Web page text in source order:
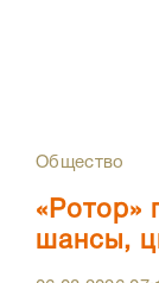
Общество
«Ротор»
шансы,